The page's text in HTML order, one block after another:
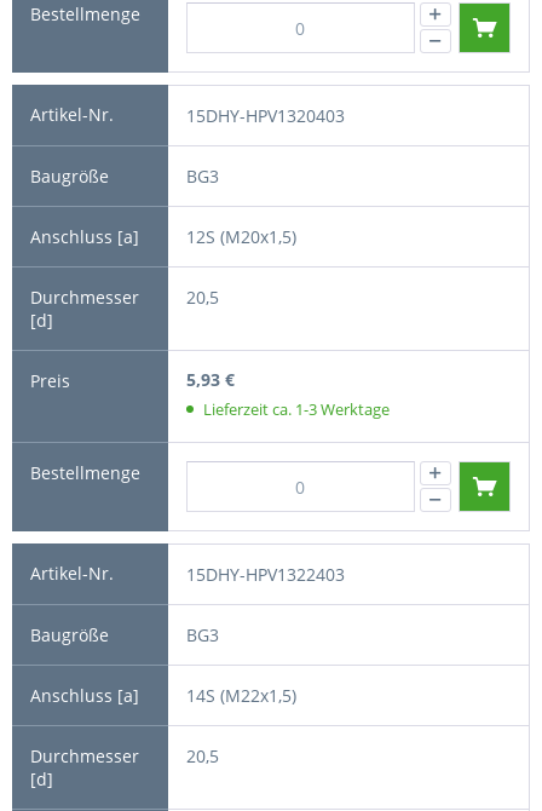
15DHY-HPV1320403
BG3
12S (M20x1,5)
20,5
5,93 €
Lieferzeit ca. 1-3 Werktage
15DHY-HPV1322403
BG3
14S (M22x1,5)
20,5